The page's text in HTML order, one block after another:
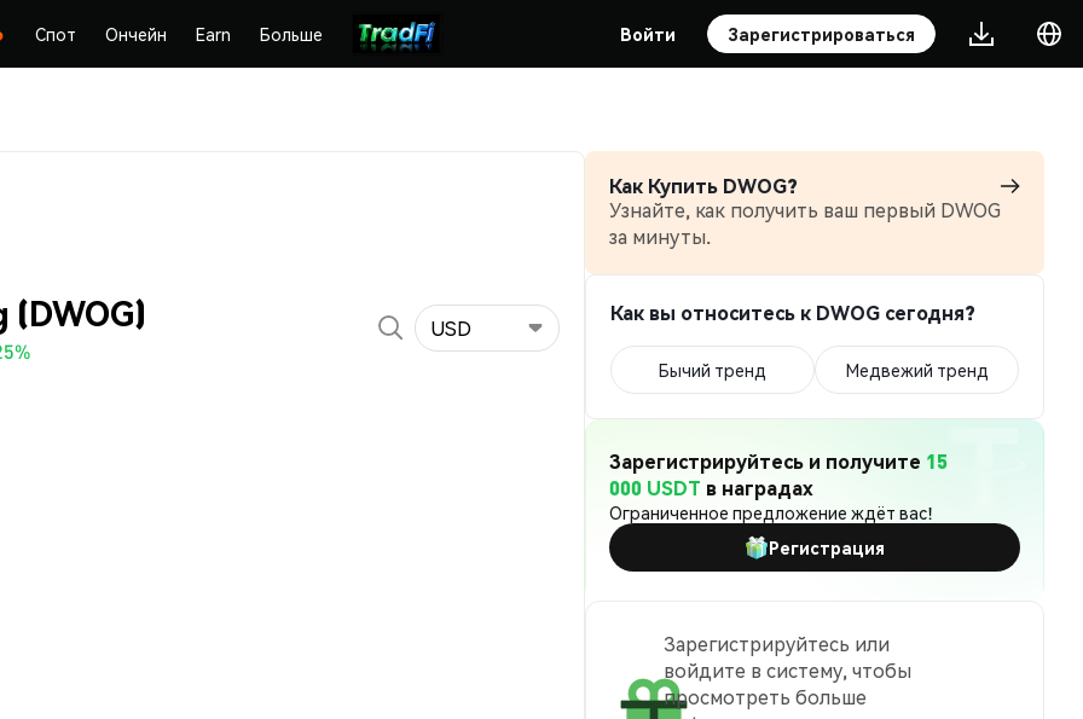
Спот Ончейн Earn Больше Войти Зарегистрироваться
USD
Как Купить DWOG?
Узнайте, как получить ваш первый DWOG
за минуты.
Как вы относитесь к DWOG сегодня?
Бычий тренд Медвежий тренд
Зарегистрируйтесь и получите 15
000 USDT в наградах
Ограниченное предложение ждёт вас!
Регистрация
Зарегистрируйтесь или
войдите в систему, чтобы
просмотреть больше